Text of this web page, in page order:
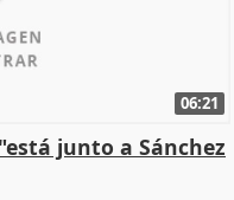
06:21
junto a Sánchez